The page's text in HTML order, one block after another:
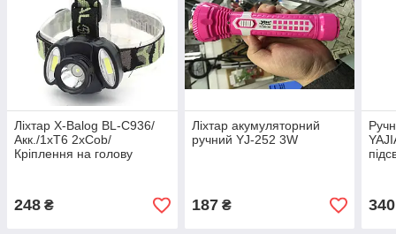
Ліхтар X-Balog BL-C936/
Акк./1xT6 2xCob/
Кріплення на голову
248 ₴
Ліхтар акумуляторний
ручний YJ-252 3W
187₴ 340